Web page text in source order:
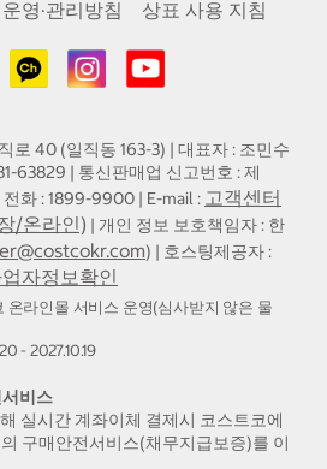
영·관리방침
상표 사용 지침
로 40 (일직동 163-3) | 대표자 : 조민수
63829 | 통신판매업 신고번호 : 제
화 : 1899-9900 | E-mail : 고객센터
/온라인) | 개인 정보 보호책임자 : 한
) | 호스팅제공자 :
자정보확인
온라인몰 서비스 운영(심사받지 않은 물
- 2027.10.19
비스
실시간 계좌이체 결제시 코스트코에
구매안전서비스(채무지급보증)를 이